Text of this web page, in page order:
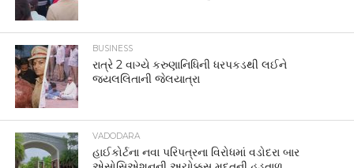
BUSINESS
રાત્રે 2 વાગ્યે કરુણાનિધિની ધરપકડથી લઈને
જયલલિતાની જેલયાત્રા
VADODARA
હાઈકોર્ટના નવા પરિપત્રના વિરોધમાં વડોદરા બાર